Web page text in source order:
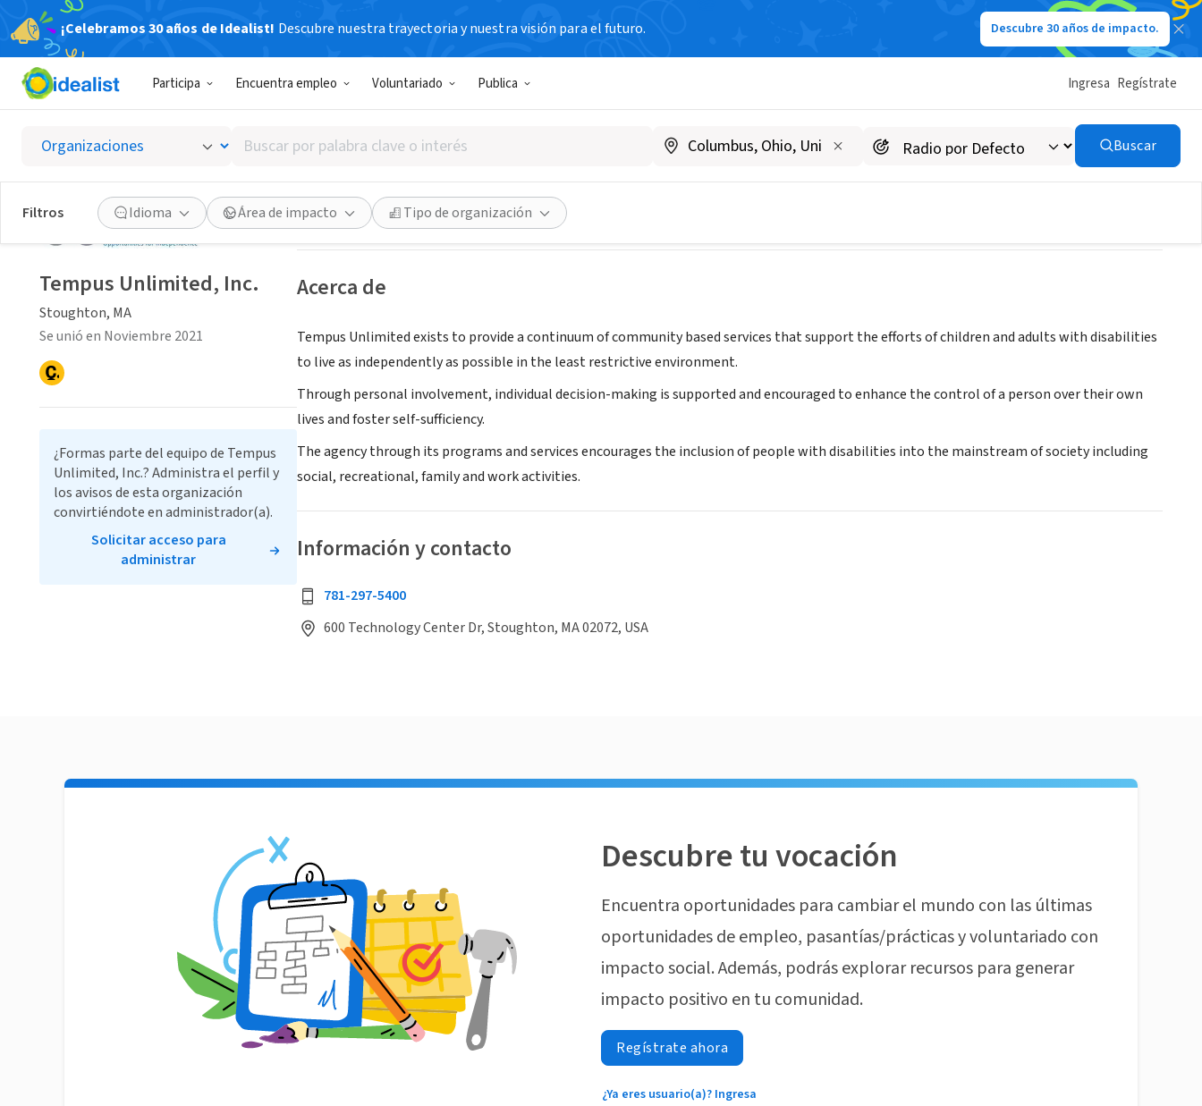
¡Celebramos 30 años de Idealist! Descubre nuestra trayectoria y nuestra visión para el futuro. Descubre 30 años de impacto.
Participa Encuentra empleo Voluntariado Publica Ingresa Regístrate
Buscar
por
palabra
clave
o
interés
Buscar
Filtros Idioma Área de impacto Tipo de organización
Tempus Unlimited, Inc.
Stoughton, MA|tempusunlimited.org/
Guardar Compartir
Acerca de
Tempus Unlimited exists to provide a continuum of community based services that support the efforts of children and adults with disabilities
to live as independently as possible in the least restrictive environment.
Through personal involvement, individual decision-making is supported and encouraged to enhance the control of a person over their own
lives and foster self-sufficiency.
The agency through its programs and services encourages the inclusion of people with disabilities into the mainstream of society including
social, recreational, family and work activities.
Información y contacto
781-297-5400
600 Technology Center Dr, Stoughton, MA 02072, USA
Tempus Unlimited, Inc.
Stoughton, MA
Se unió en Noviembre 2021
¿Formas parte del equipo de Tempus
Unlimited, Inc.? Administra el perfil y
los avisos de esta organización
convirtiéndote en administrador(a).
Solicitar acceso para
administrar
Descubre tu vocación
Encuentra oportunidades para cambiar el mundo con las últimas
oportunidades de empleo, pasantías/prácticas y voluntariado con
impacto social. Además, podrás explorar recursos para generar
impacto positivo en tu comunidad.
Regístrate ahora
¿Ya eres usuario(a)? Ingresa